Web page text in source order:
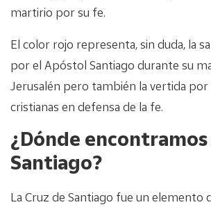
martirio por su fe.
El color rojo representa, sin duda, la
por el Apóstol Santiago durante su
Jerusalén pero también la vertida por
cristianas en defensa de la fe.
¿Dónde encontramos
Santiago?
La Cruz de Santiago fue un elemento